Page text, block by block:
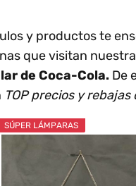
y productos te
que visitan
de Coca-Cola. De
TOP precios y
SÚPER LÁMPARAS